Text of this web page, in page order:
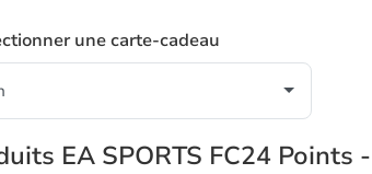
une carte-cadeau
EA SPORTS FC24 Points